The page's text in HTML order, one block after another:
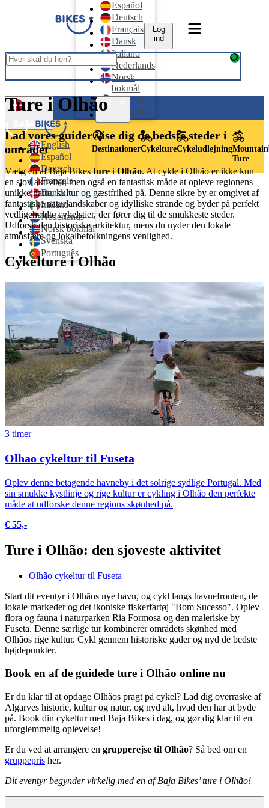
Español
Deutsch
Français
Dansk
Italiano
Nederlands
Norsk
bokmål
Svenska
Português
Log
ind
Dansk
English
Español
Deutsch
Français
Dansk
Italiano
Nederlands
Norsk bokmål
Svenska
Português
Log ind
DestinationerCykeltureCykeludlejning
Ture
Ture i Olhão
Lad vores guider vise dig de bedste steder i
området
Vælg en af Baja BikestureiOlhão. At cykle i Olhão er ikke kun
en sjov aktivitet, men også en fantastisk måde at opleve regionens
unikke natur, kultur og gæstfrihed på. Denne sikre by er omgivet af
fantastiske naturlandskaber og idylliske strande og byder på perfekt
vedligeholdte cykelstier, der fører dig til de smukkeste steder.
Udforsk den historiske arkitektur, mens du nyder den lokale
atmosfære og lokalbefolkningens venlighed.
Cykelture i Olhão
3 timer
Olhao cykeltur til Fuseta
Oplev denne betagende havneby i det solrige sydlige Portugal. Med
sin smukke kystlinje og rige kultur er cykling i Olhão den perfekte
måde at udforske denne regions skønhed på.
€ 55,-
Ture i Olhão: den sjoveste aktivitet
Olhão cykeltur til Fuseta
Start dit eventyr i Olhãos nye havn, og cykl langs havnefronten, de
lokale markeder og det ikoniske fiskerfartøj "Bom Sucesso". Oplev
flora og fauna i naturparken Ria Formosa og den maleriske by
Fuseta. Denne særlige tur kombinerer områdets skønhed med
Olhãos rige kultur. Cykl gennem historiske gader og nyd de bedste
højdepunkter.
Book en af de guidede ture i Olhão online nu
Er du klar til at opdage Olhãos pragt på cykel? Lad dig overraske af
Algarves historie, kultur og natur, og nyd alt, hvad den har at byde
på. Book din cykeltur med Baja Bikes i dag, og gør dig klar til en
uforglemmelig oplevelse!
Er du ved at arrangere en grupperejse til Olhão? Så bed om en
gruppepris her.
Dit eventyr begynder virkelig med en af Baja Bikes’ ture i Olhão!